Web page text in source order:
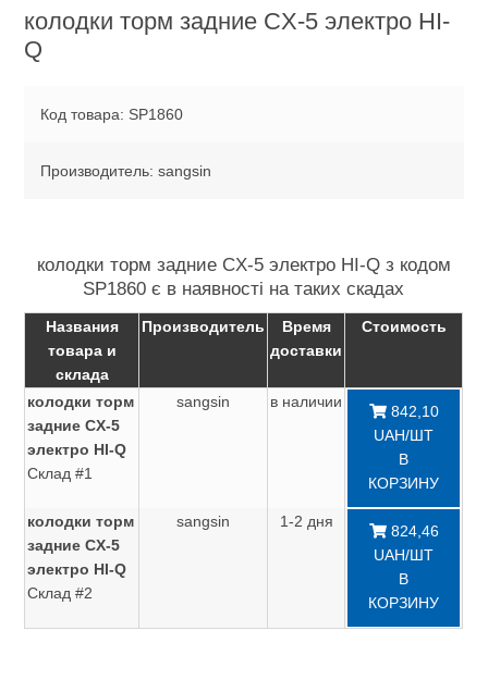
колодки торм задние CX-5 электро HI-
Q
Код товара: SP1860
Производитель: sangsin
колодки торм задние CX-5 электро HI-Q з кодом
SP1860 є в наявності на таких скадах
Названия
товара и
склада
Производитель
Время
доставки
Стоимость
колодки торм
задние CX-5
электро HI-Q
Склад #1
sangsin в наличии
842,10
UAH/ШТ
В
КОРЗИНУ
колодки торм
задние CX-5
электро HI-Q
Склад #2
sangsin 1-2 дня
824,46
UAH/ШТ
В
КОРЗИНУ